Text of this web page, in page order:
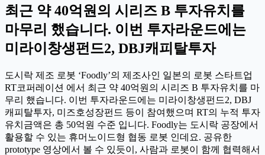
최근 약 40억원의 시리즈 B 투자유치를
마무리 했습니다. 이번 투자라운드에는
미라이창생펀드2, DBJ캐피탈투자
도시락 제조 로봇 ‘Foodly’의 제조사인 일본의 로봇 스타트업
RT코퍼레이션 에서 최근 약 40억원의 시리즈 B 투자유치를 마
무리 했습니다. 이번 투자라운드에는 미라이창생펀드2, DBJ
캐피탈투자, 미즈호성장펀드 등이 참여했으며 RT의 누적 투자
유치금액은 총 50억원 수준 입니다. Foodly는 도시락 공장에서
활용할 수 있는 휴머노이드형 협동 로봇 인데요. 공유한
prototype 영상에서 볼 수 있듯이, 사람과 로봇이 함께 협력해서